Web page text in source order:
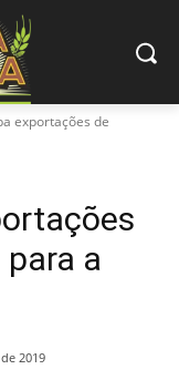
exportações de
a
2019